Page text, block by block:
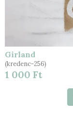
Girland
(kredenc-256)
1 000 Ft